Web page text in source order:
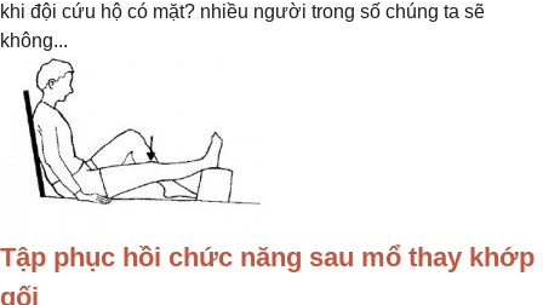
khi đội cứu hộ có mặt? nhiều người trong số chúng ta sẽ
không...
Tập phục hồi chức năng sau mổ thay khớp
gối